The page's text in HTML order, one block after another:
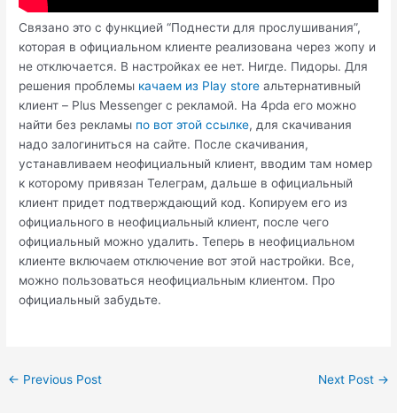
Связано это с функцией “Поднести для прослушивания”,
которая в официальном клиенте реализована через жопу и
не отключается. В настройках ее нет. Нигде. Пидоры. Для
решения проблемы качаем из Play store альтернативный
клиент – Plus Messenger с рекламой. На 4pda его можно
найти без рекламы по вот этой ссылке, для скачивания
надо залогиниться на сайте. После скачивания,
устанавливаем неофициальный клиент, вводим там номер
к которому привязан Телеграм, дальше в официальный
клиент придет подтверждающий код. Копируем его из
официального в неофициальный клиент, после чего
официальный можно удалить. Теперь в неофициальном
клиенте включаем отключение вот этой настройки. Все,
можно пользоваться неофициальным клиентом. Про
официальный забудьте.
Post
← Previous Post Next Post →